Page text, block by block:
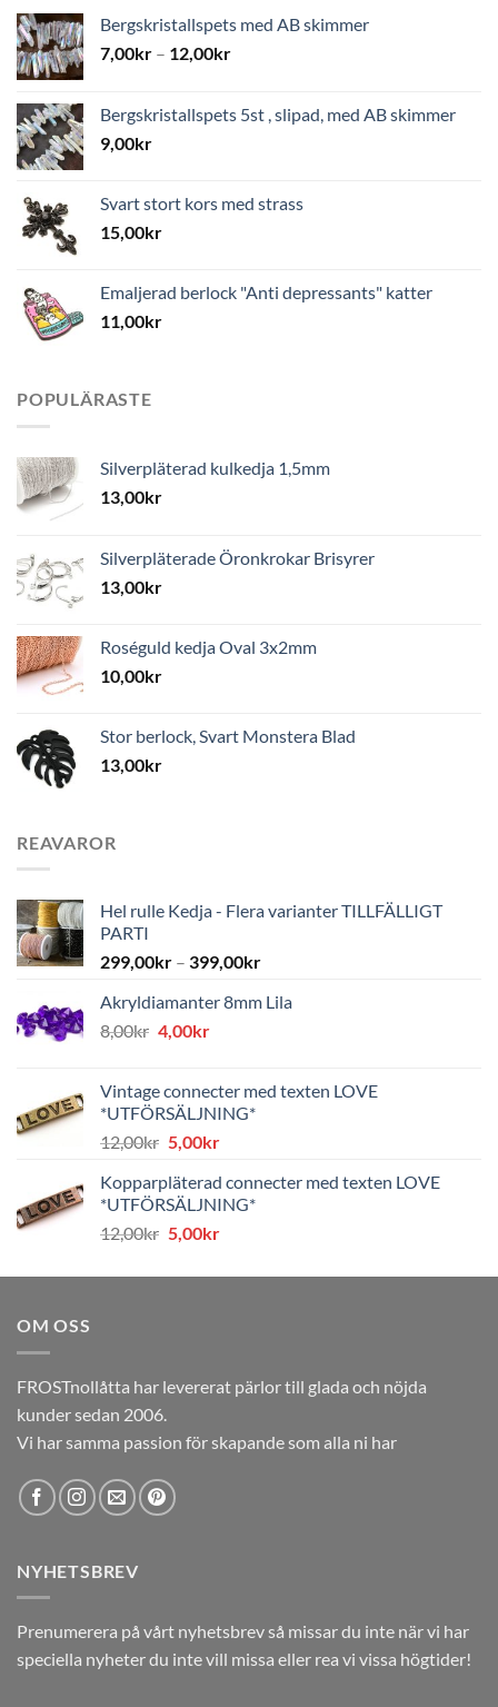
Bergskristallspets med AB skimmer
7,00kr – 12,00kr
Bergskristallspets 5st , slipad, med AB skimmer
9,00kr
Svart stort kors med strass
15,00kr
Emaljerad berlock "Anti depressants" katter
11,00kr
POPULÄRASTE
Silverpläterad kulkedja 1,5mm
13,00kr
Silverpläterade Öronkrokar Brisyrer
13,00kr
Roséguld kedja Oval 3x2mm
10,00kr
Stor berlock, Svart Monstera Blad
13,00kr
REAVAROR
Hel rulle Kedja - Flera varianter TILLFÄLLIGT
PARTI
299,00kr – 399,00kr
Akryldiamanter 8mm Lila
8,00kr Det
var:
8,00kr.
4,00krDet
är:
4,00kr.
Vintage connecter med texten LOVE
*UTFÖRSÄLJNING*
12,00kr Det
priset
var:
12,00kr.
5,00krDet
priset
är:
5,00kr.
Kopparpläterad connecter med texten LOVE
*UTFÖRSÄLJNING*
12,00kr Det
priset
5,00krDet
priset
OM OSS
FROSTnollåtta har levererat pärlor till glada och nöjda
kunder sedan 2006.
Vi har samma passion för skapande som alla ni har
NYHETSBREV
Prenumerera på vårt nyhetsbrev så missar du inte när vi har
speciella nyheter du inte vill missa eller rea vi vissa högtider!